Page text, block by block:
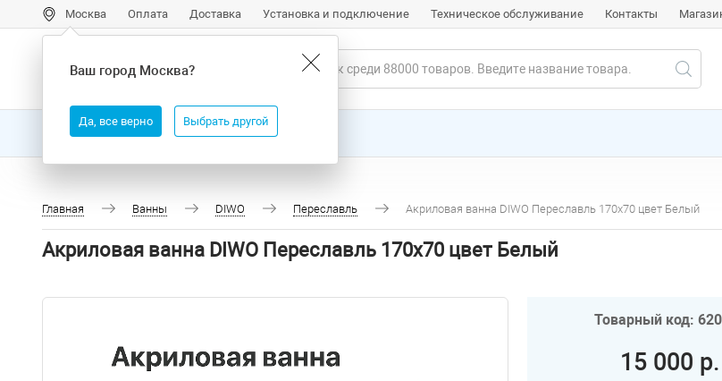
Ваш город Москва?
Да, все верно Выбрать другой
Москва Оплата Доставка Установка и подключение Техническое обслуживание Контакты
Все товары Бренды
Главная Ванны DIWO Переславль Акриловая ванна DIWO Переславль 170х70 цвет Белый
Акриловая ванна DIWO Переславль 170х70 цвет Белый
Товарный код:
15 000 р.